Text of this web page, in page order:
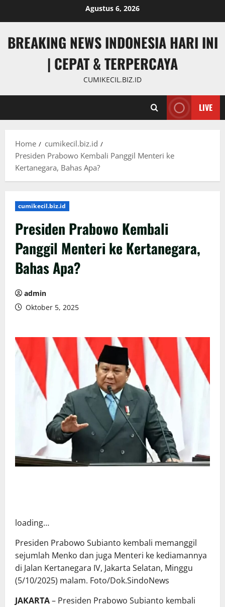
Agustus 6, 2026
BREAKING NEWS INDONESIA HARI INI
| CEPAT & TERPERCAYA
CUMIKECIL.BIZ.ID
LIVE
Home
cumikecil.biz.id
Presiden Prabowo Kembali Panggil Menteri ke
Kertanegara, Bahas Apa?
cumikecil.biz.id
Presiden Prabowo Kembali
Panggil Menteri ke Kertanegara,
Bahas Apa?
admin
Oktober 5, 2025
loading…
Presiden Prabowo Subianto kembali memanggil
sejumlah Menko dan juga Menteri ke kediamannya
di Jalan Kertanegara IV, Jakarta Selatan, Minggu
(5/10/2025) malam. Foto/Dok.SindoNews
JAKARTA– Presiden Prabowo Subianto kembali